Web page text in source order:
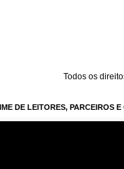
Todos os
DE LEITORES, PARCEIROS